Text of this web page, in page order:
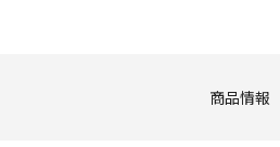
商品情報